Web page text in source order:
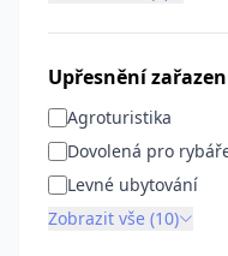
Upřesnění
Agroturistika
Dovolená pro
Levné ubytování
Zobrazit vše (10)